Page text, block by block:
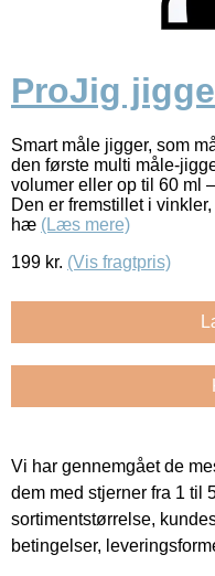
ProJig
Smart måle jigger, som
den første multi måle-
volumer eller op til 60 ml
Den er fremstillet i
hæ (Læs mere)
199 kr. (Vis fragtpris)
Vi har gennemgået de
dem med stjerner fra 1 til
sortimentstørrelse,
betingelser,